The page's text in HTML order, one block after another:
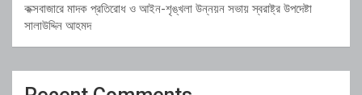
কক্সবাজারে মাদক প্রতিরোধ ও আইন-শৃঙ্খলা উন্নয়ন সভায় স্বরাষ্ট্র উপদেষ্টা
সালাউদ্দিন আহমদ